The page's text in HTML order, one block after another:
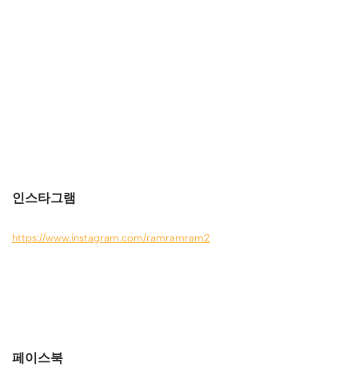
인스타그램
https://www.instagram.com/ramramram2
페이스북